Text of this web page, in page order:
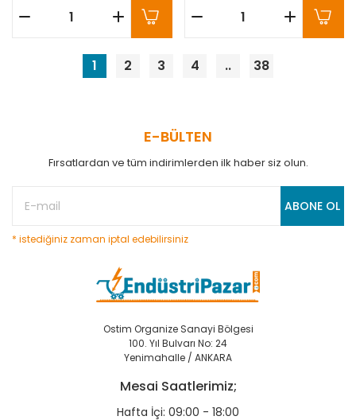
1 2 3 4 .. 38
E-BÜLTEN
Fırsatlardan ve tüm indirimlerden ilk haber siz olun.
ABONE OL
* istediğiniz zaman iptal edebilirsiniz
Ostim Organize Sanayi Bölgesi
100. Yıl Bulvarı No: 24
Yenimahalle / ANKARA
Mesai Saatlerimiz;
Hafta İçi: 09:00 - 18:00